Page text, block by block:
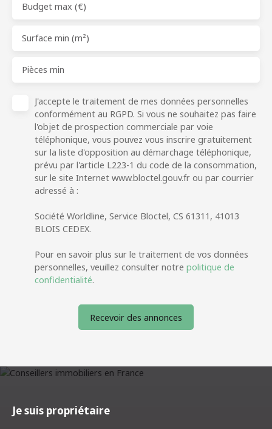
Budget max (€)
Surface min (m²)
Pièces min
J'accepte le traitement de mes données personnelles
conformément au RGPD. Si vous ne souhaitez pas faire
l'objet de prospection commerciale par voie
téléphonique, vous pouvez vous inscrire gratuitement
sur la liste d'opposition au démarchage téléphonique,
prévu par l'article L223-1 du code de la consommation,
sur le site Internet www.bloctel.gouv.fr ou par courrier
adressé à :
Société Worldline, Service Bloctel, CS 61311, 41013
BLOIS CEDEX.
Pour en savoir plus sur le traitement de vos données
personnelles, veuillez consulter notre politique de
confidentialité.
Recevoir des annonces
Je suis propriétaire